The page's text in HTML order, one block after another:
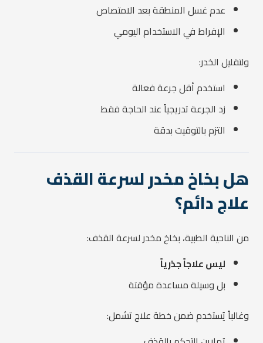
عدم غسل المنطقة بعد الامتصاص
الإفراط في الاستخدام اليومي
ولتقليل الخدر:
استخدم أقل جرعة فعالة
زد الجرعة تدريجياً عند الحاجة فقط
التزم بالتوقيت بدقة
هل بخاخ مخدر لسرعة القذف
علاج دائم؟
من الناحية الطبية، بخاخ مخدر لسرعة القذف:
ليس علاجاً جذرياً
بل وسيلة مساعدة مؤقتة
وغالباً يُستخدم ضمن خطة علاج تشمل: